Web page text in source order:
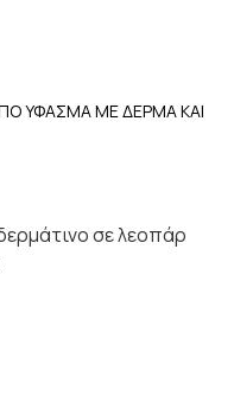
ΥΦΑΣΜΑ ΜΕ ΔΕΡΜΑ ΚΑΙ